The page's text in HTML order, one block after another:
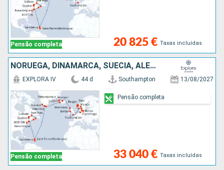
Pensão completa 20 825 € Taxas incluídas
NORUEGA, DINAMARCA, SUÉCIA, ALEMANHA, IRLANDA, REINO UNIDO, ISLÂNDIA, GROENLANDIA, ANTÍGUA E BARBUDA, MARTINICA, CANADÁ, ESTADOS UNIDOS
Pensão completa
EXPLORA IV 44 d Southampton 13/08/2027
33 040 € Taxas incluídas
Pensão completa